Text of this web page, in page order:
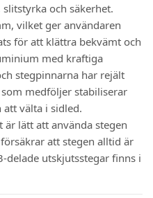
och säkerhet.
vilket ger användaren
för att klättra bekvämt och
med kraftiga
stegpinnarna har rejält
medföljer stabiliserar
välta i sidled.
är lätt att använda stegen
att stegen alltid är
delade utskjutsstegar finns i